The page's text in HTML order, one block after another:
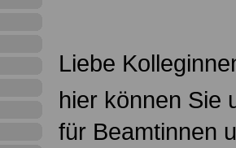
Liebe
hier können Sie
für Beamtinnen